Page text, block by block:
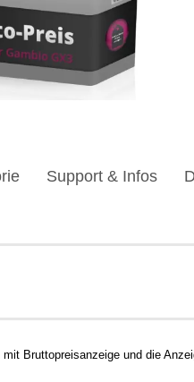
Support & Infos
Bruttopreisanzeige und die